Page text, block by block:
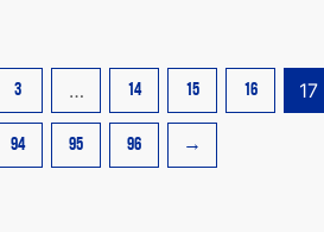
3 … 14 15 16 17
94 95 96 →